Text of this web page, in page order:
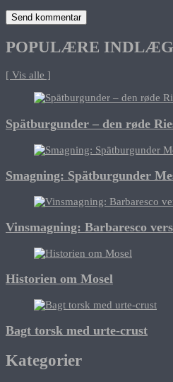
POPULÆRE INDLÆG
[ Vis alle ]
Spätburgunder – den røde
Smagning: Spätburgunder
Vinsmagning: Barbaresco
Historien om Mosel
Bagt torsk med urte-crust
Kategorier